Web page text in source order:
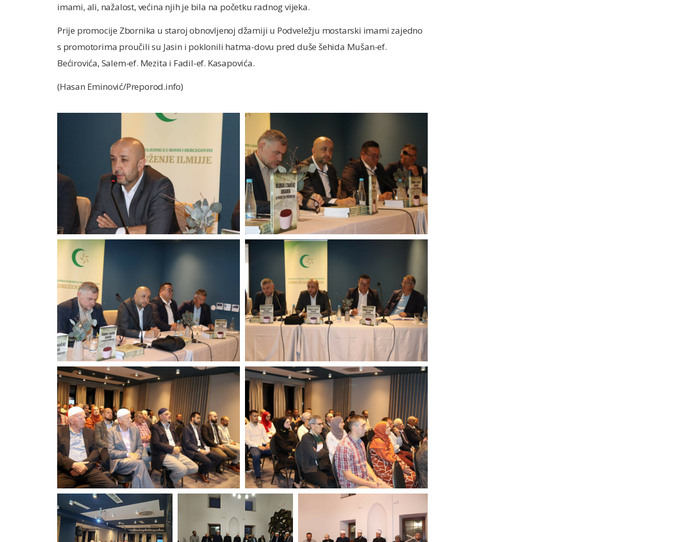
imami, ali, nažalost, većina njih je bila na početku radnog vijeka.
Prije promocije Zbornika u staroj obnovljenoj džamiji u Podveležju mostarski imami zajedno
s promotorima proučili su Jasin i poklonili hatma-dovu pred duše šehida Mušan-ef.
Bećirovića, Salem-ef. Mezita i Fadil-ef. Kasapovića.
(Hasan Eminović/Preporod.info)